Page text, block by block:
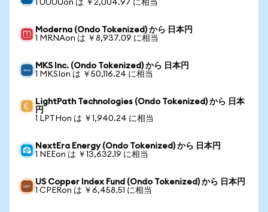
1 UUUUon は ￥2,004.97 に相当
Moderna (Ondo Tokenized) から 日本円
1 MRNAon は ￥8,937.09 に相当
MKS Inc. (Ondo Tokenized) から 日本円
1 MKSIon は ￥50,116.24 に相当
LightPath Technologies (Ondo Tokenized) から 日本
円
1 LPTHon は ￥1,940.24 に相当
NextEra Energy (Ondo Tokenized) から 日本円
1 NEEon は ￥13,632.19 に相当
US Copper Index Fund (Ondo Tokenized) から 日本円
1 CPERon は ￥6,458.51 に相当